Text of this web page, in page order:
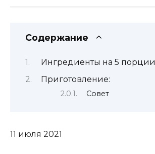
Содержание
Ингредиенты на 5 порции
Приготовление:
Совет
11 июля 2021